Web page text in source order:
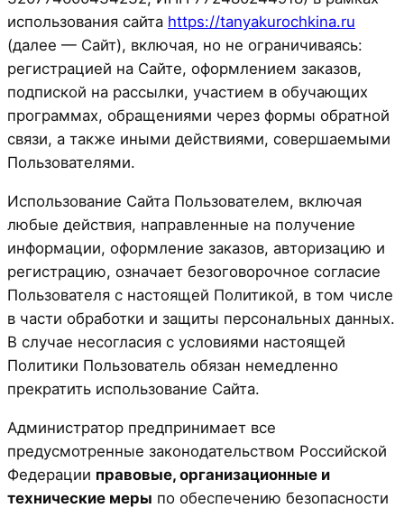
использования сайта https://tanyakurochkina.ru
(далее — Сайт), включая, но не ограничиваясь:
регистрацией на Сайте, оформлением заказов,
подпиской на рассылки, участием в обучающих
программах, обращениями через формы обратной
связи, а также иными действиями, совершаемыми
Пользователями.
Использование Сайта Пользователем, включая
любые действия, направленные на получение
информации, оформление заказов, авторизацию и
регистрацию, означает безоговорочное согласие
Пользователя с настоящей Политикой, в том числе
в части обработки и защиты персональных данных.
В случае несогласия с условиями настоящей
Политики Пользователь обязан немедленно
прекратить использование Сайта.
Администратор предпринимает все
предусмотренные законодательством Российской
Федерации правовые, организационные и
технические меры по обеспечению безопасности